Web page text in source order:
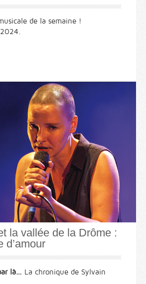
de la semaine !
la vallée de la Drôme :
d’amour
là… La chronique de Sylvain